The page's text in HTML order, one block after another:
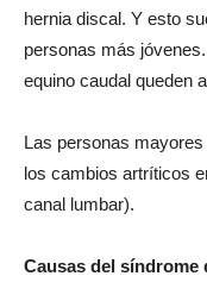
hernia discal. Y esto
personas más
equino caudal queden
Las personas
los cambios artríticos
canal lumbar).
Causas del síndrome